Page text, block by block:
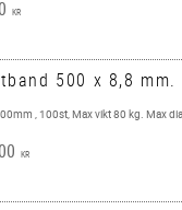
KR
500 x 8,8
, 100st, Max vikt 80 kg. Max
KR